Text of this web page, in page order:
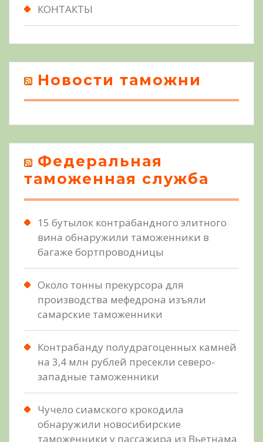
КОНТАКТЫ
Новости таможни
Федеральная
таможенная служба
15 бутылок контрабандного элитного
вина обнаружили таможенники в
багаже бортпроводницы
Около тонны прекурсора для
производства мефедрона изъяли
самарские таможенники
Контрабанду полудрагоценных камней
на 3,4 млн рублей пресекли северо-
западные таможенники
Чучело сиамского крокодила
обнаружили новосибирские
таможенники у пассажира из Вьетнама